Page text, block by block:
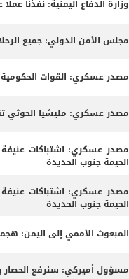
وزارة الدفاع اليمنية: نفذنا
مجلس الأمن الدولي: جميع
مصدر عسكري: القوات
مصدر عسكري: مليشيا الحوثي
مصدر عسكري: اشتباكات
الحيمة جنوب الحديدة
مصدر عسكري: اشتباكات
الحيمة جنوب الحديدة
المبعوث الأممي إلى اليمن:
مسؤول أميركي: سنرفع الحصار